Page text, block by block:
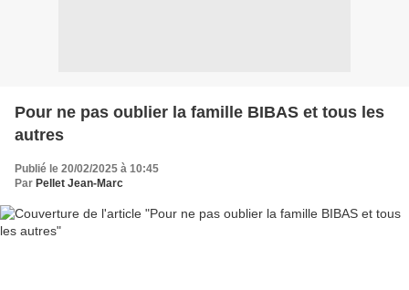
Pour ne pas oublier la famille BIBAS et tous les
autres
Publié le 20/02/2025 à 10:45
Par Pellet Jean-Marc